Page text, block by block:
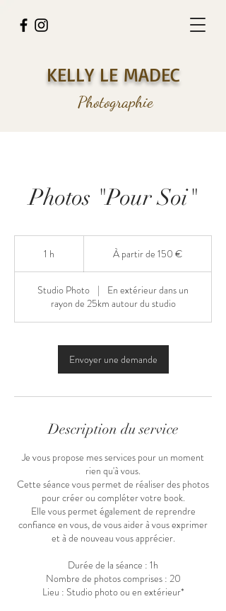
KELLY LE MADEC
Photographie
Photos "Pour Soi"
1 h
euros
À partir de 150 €
Studio Photo |
En extérieur dans un
rayon de 25km autour du studio
Envoyer une demande
Description du service
Je vous propose mes services pour un moment
rien qu'à vous.
Cette séance vous permet de réaliser des photos
pour créer ou compléter votre book.
Elle vous permet également de reprendre
confiance en vous, de vous aider à vous exprimer
et à de nouveau vous apprécier.
Durée de la séance : 1h
Nombre de photos comprises : 20
Lieu : Studio photo ou en extérieur*